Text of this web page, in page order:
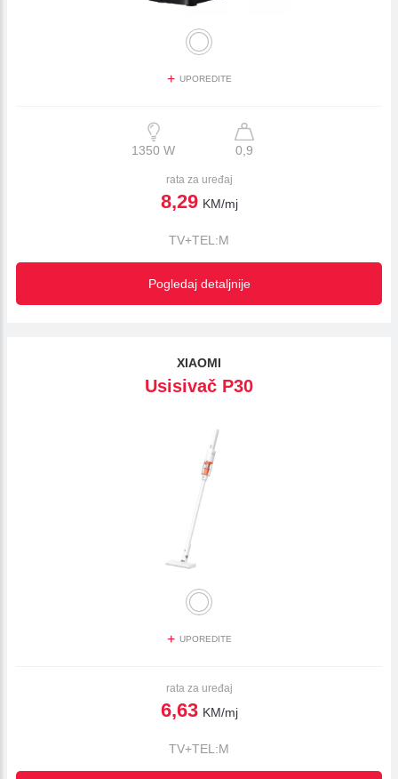
+ UPOREDITE
1350 W 0,9
rata za uređaj
8,29 KM/mj
TV+TEL:M
Pogledaj detaljnije
XIAOMI
Usisivač P30
+ UPOREDITE
rata za uređaj
6,63 KM/mj
TV+TEL:M